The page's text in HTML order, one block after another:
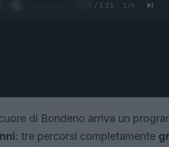
0:05 / 1:21 1 /4
di Bondeno arriva un
: tre percorsi completamente